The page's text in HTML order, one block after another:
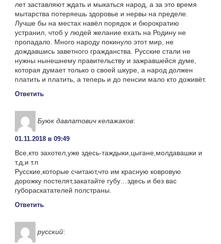
лет заставляют ждать и мыкаться народ, а за это время
мытарства потеряешь здоровье и нервы на пределе.
Лучше бы на местах навёл порядок и бюрократию
устранил, чтоб у людей желание ехать на Родину не
пропадало. Много народу покинуло этот мир, не
дождавшись заветного гражданства. Русские стали не
нужны нынешнему правительству и зажравшейся думе,
которая думает только о своей шкуре, а народ должен
платить и платить, а теперь и до пенсии мало кто доживёт.
Ответить
Буюк давлатович келажаков:
01.11.2018 в 09:49
Все,кто захотел,уже здесь-таждыки,цыгане,молдавашки и
т.д,и т.п
Русские,которые считают,что им красную ковровую
дорожку постелят,закатайте губу…здесь и без вас
губораскатателей полстраны.
Ответить
русский: